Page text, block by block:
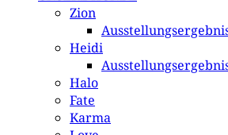
Zion
Heidi
Halo
Fate
Karma